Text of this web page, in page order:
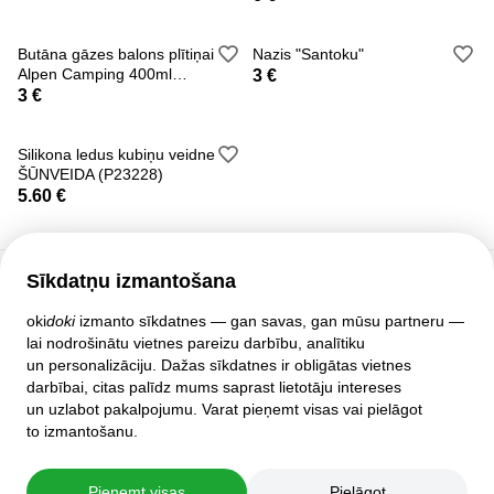
Bruto svars: 2,095 kg
Marka: Ruhhy
Butāna gāzes balons plītiņai
Alpen Camping 400ml
(IK004)
3 €
Nazis "Santoku"
3 €
Silikona ledus kubiņu veidne
ŠŪNVEIDA (P23228)
5.60 €
Sīkdatņu izmantošana
okidokiizmanto sīkdatnes — gan savas, gan mūsu partneru —
lai nodrošinātu vietnes pareizu darbību, analītiku
un personalizāciju. Dažas sīkdatnes ir obligātas vietnes
darbībai, citas palīdz mums saprast lietotāju intereses
un uzlabot pakalpojumu. Varat pieņemt visas vai pielāgot
to izmantošanu.
Klientu atbalsts
Palīdzība
Politika un līgumi
Privātuma iestatījumi
Pilnā mājas lapas versija
© 2007–2026 oki